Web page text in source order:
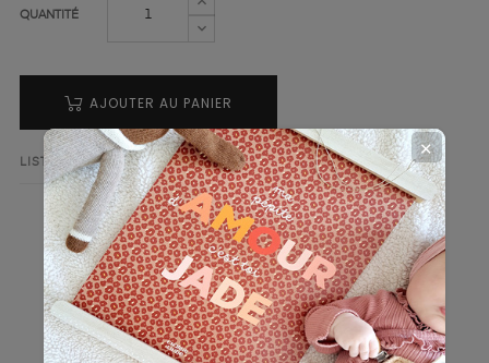
QUANTITÉ
AJOUTER AU PANIER
LISTE DE SOUHAITS AJOUTER AU COMPARATEUR
LA DESCRIPTION DÉTAILS DU PRODUIT
✕